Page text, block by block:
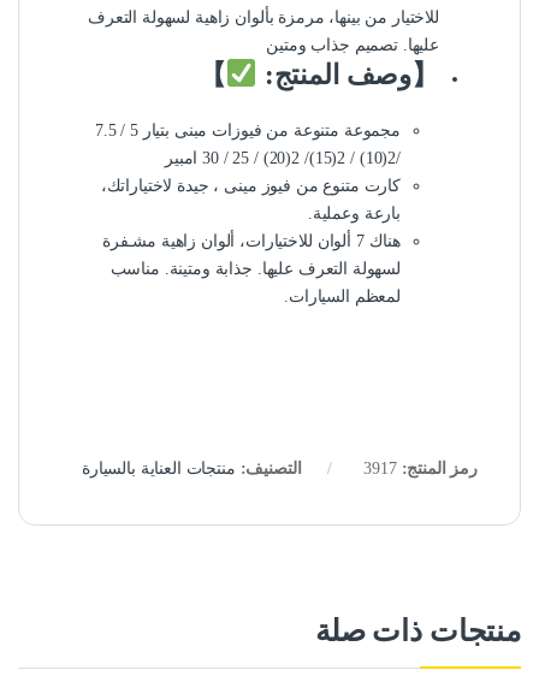
للاختيار من بينها، مرمزة بألوان زاهية لسهولة التعرف
عليها. تصميم جذاب ومتين
【وصف المنتج: 】
مجموعة متنوعة من فيوزات مبنى بتيار 5 / 7.5
/2(10) / 2(15)/ 2(20) / 25 / 30 امبير
كارت متنوع من فيوز مينى ، جيدة لاختياراتك،
بارعة وعملية.
هناك 7 ألوان للاختيارات، ألوان زاهية مشـفرة
لسهولة التعرف عليها. جذابة ومتينة. مناسب
لمعظم السيارات.
رمز المنتج:3917 التصنيف: منتجات العناية بالسيارة
منتجات ذات صلة